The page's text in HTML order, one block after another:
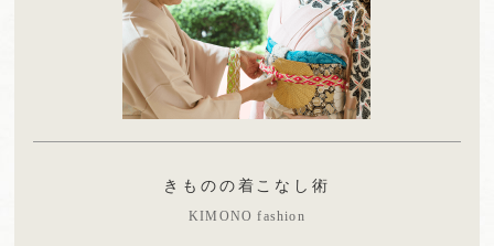
きものの着こなし術
KIMONO fashion